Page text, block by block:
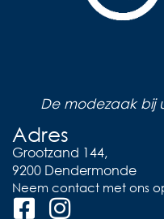
De modezaak bij
Adres
Grootzand 144,
9200 Dendermonde
Neem contact met ons